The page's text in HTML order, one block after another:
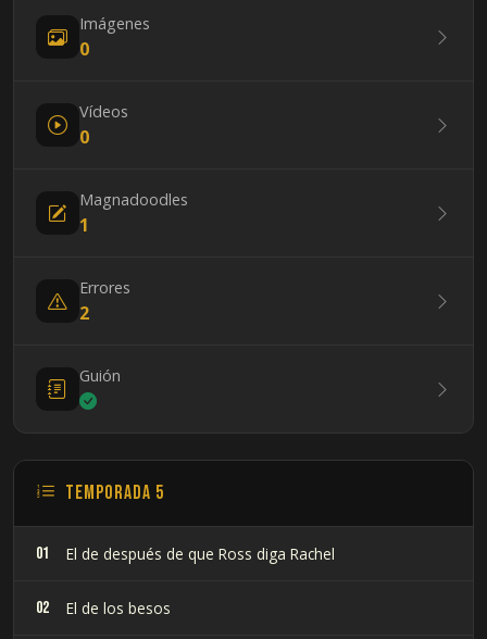
Imágenes
0
Vídeos
0
Magnadoodles
1
Errores
2
Guión
Temporada 5
01 El de después de que Ross diga Rachel
02 El de los besos